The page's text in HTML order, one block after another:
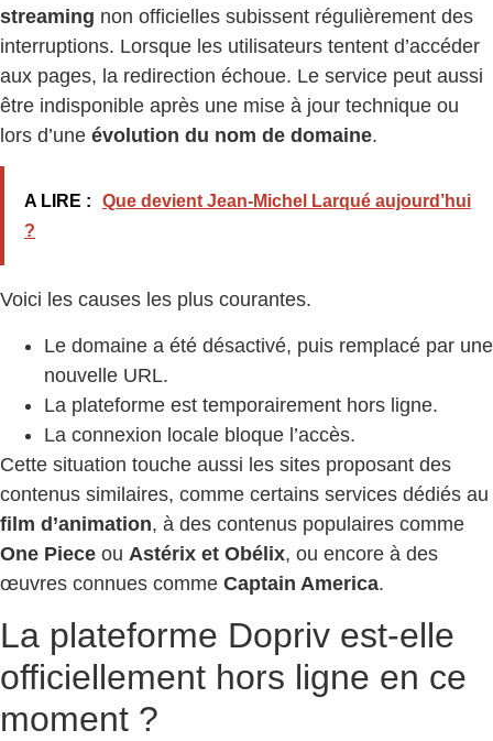
streaming non officielles subissent régulièrement des
interruptions. Lorsque les utilisateurs tentent d’accéder
aux pages, la redirection échoue. Le service peut aussi
être indisponible après une mise à jour technique ou
lors d’une évolution du nom de domaine.
A LIRE :
Que devient Jean-Michel Larqué aujourd’hui
?
Voici les causes les plus courantes.
Le domaine a été désactivé, puis remplacé par une
nouvelle URL.
La plateforme est temporairement hors ligne.
La connexion locale bloque l’accès.
Cette situation touche aussi les sites proposant des
contenus similaires, comme certains services dédiés au
film d’animation, à des contenus populaires comme
One Piece ou Astérix et Obélix, ou encore à des
œuvres connues comme Captain America.
La plateforme Dopriv est-elle
officiellement hors ligne en ce
moment ?